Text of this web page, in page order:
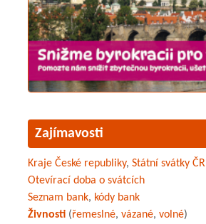
Zajímavosti
Kraje České republiky, Státní svátky ČR
Otevírací doba o svátcích
Seznam bank, kódy bank
Živnosti (řemeslné, vázané, volné)